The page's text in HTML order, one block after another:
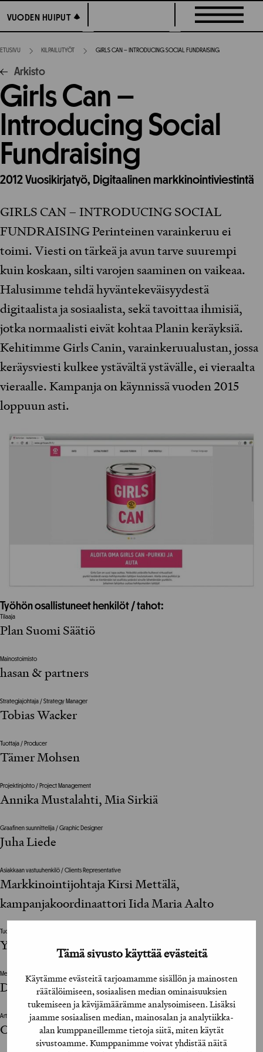
Tämä sivusto käyttää evästeitä
Käytämme evästeitä tarjoamamme sisällön ja mainosten
räätälöimiseen, sosiaalisen median ominaisuuksien
tukemiseen ja kävijämäärämme analysoimiseen. Lisäksi
jaamme sosiaalisen median, mainosalan ja analytiikka-
alan kumppaneillemme tietoja siitä, miten käytät
sivustoamme. Kumppanimme voivat yhdistää näitä
suoraan
sisältöön
VUODEN HUIPUT
VUODEN HUIPUT
ETUSIVU KILPAILUTYÖT GIRLS CAN – INTRODUCING SOCIAL FUNDRAISING
Arkisto
Girls Can –
Introducing Social
Fundraising
2012Vuosikirjatyö, Digitaalinen markkinointiviestintä
GIRLS CAN – INTRODUCING SOCIAL
FUNDRAISING Perinteinen varainkeruu ei
toimi. Viesti on tärkeä ja avun tarve suurempi
kuin koskaan, silti varojen saaminen on vaikeaa.
Halusimme tehdä hyväntekeväisyydestä
digitaalista ja sosiaalista, sekä tavoittaa ihmisiä,
jotka normaalisti eivät kohtaa Planin keräyksiä.
Kehitimme Girls Canin, varainkeruualustan, jossa
keräysviesti kulkee ystävältä ystävälle, ei vieraalta
vieraalle. Kampanja on käynnissä vuoden 2015
loppuun asti.
Työhön osallistuneet henkilöt / tahot:
Tilaaja
Plan Suomi Säätiö
Mainostoimisto
hasan & partners
Strategiajohtaja / Strategy Manager
Tobias Wacker
Tuottaja / Producer
Tämer Mohsen
Projektinjohto / Project Management
Annika Mustalahti, Mia Sirkiä
Graafinen suunnittelija / Graphic Designer
Juha Liede
Asiakkaan vastuuhenkilö / Clients Representative
Markkinointijohtaja Kirsi Mettälä,
kampanjakoordinaattori Iida Maria Aalto
Tuotantoyhtiö / Production House
Yours
Mediatoimisto / Media Agency
Dagmar
Art Director
Ossi Honkanen